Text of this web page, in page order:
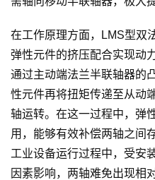
在工作原理方面，LMS型双
弹性元件的挤压配合实现动
通过主动端法兰半联轴器的
性元件再将扭矩传递至从动
轴运转。在这一过程中，弹
用，能够有效补偿两轴之间
工业设备运行过程中，受安
因素影响，两轴难免出现相